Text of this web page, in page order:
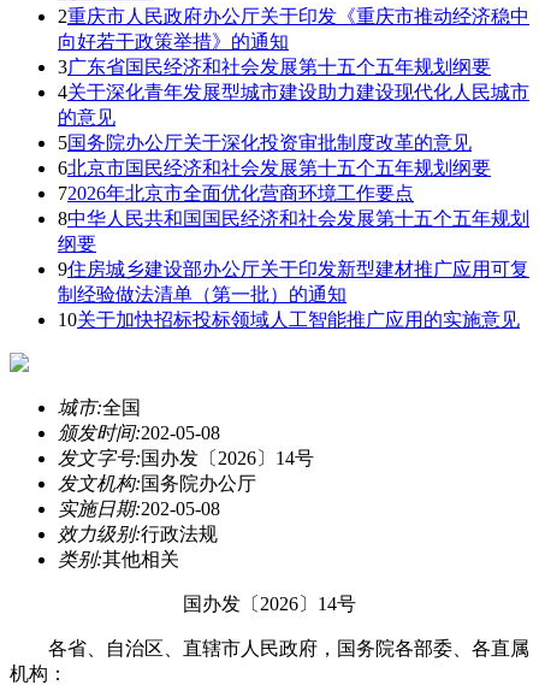
2重庆市人民政府办公厅关于印发《重庆市推动经济稳中
向好若干政策举措》的通知
3广东省国民经济和社会发展第十五个五年规划纲要
4关于深化青年发展型城市建设助力建设现代化人民城市
的意见
5国务院办公厅关于深化投资审批制度改革的意见
6北京市国民经济和社会发展第十五个五年规划纲要
72026年北京市全面优化营商环境工作要点
8中华人民共和国国民经济和社会发展第十五个五年规划
纲要
9住房城乡建设部办公厅关于印发新型建材推广应用可复
制经验做法清单（第一批）的通知
10关于加快招标投标领域人工智能推广应用的实施意见
城市:全国
颁发时间:202-05-08
发文字号:国办发〔2026〕14号
发文机构:国务院办公厅
实施日期:202-05-08
效力级别:行政法规
类别:其他相关
国办发〔2026〕14号
各省、自治区、直辖市人民政府，国务院各部委、各直属
机构：